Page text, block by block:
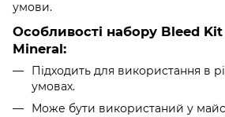
умови.
Особливості набору Bleed
Mineral:
Підходить для використання в
умовах.
Може бути використаний у